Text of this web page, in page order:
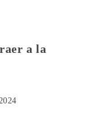
a la